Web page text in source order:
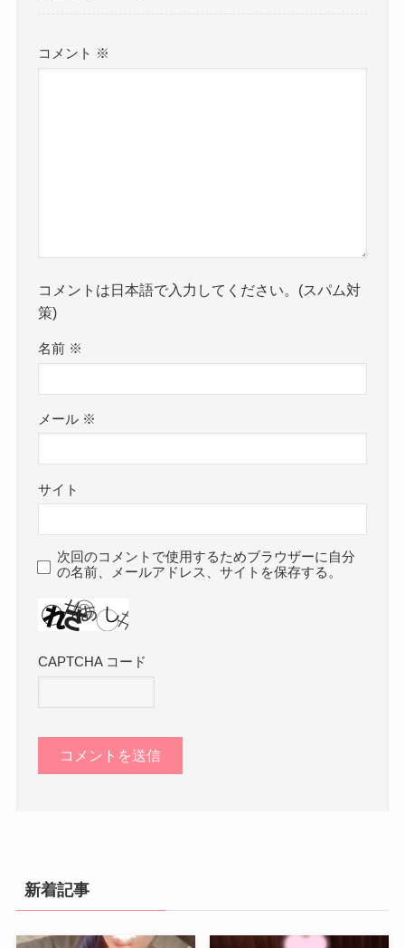
コメント ※
コメントは日本語で入力してください。(スパム対
策)
名前 ※
メール ※
サイト
次回のコメントで使用するためブラウザーに自分
の名前、メールアドレス、サイトを保存する。
CAPTCHA コード
新着記事